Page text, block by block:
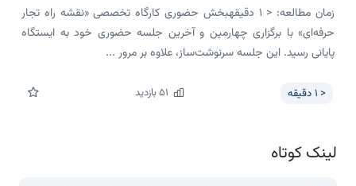
زمان مطالعه: < 1 دقیقهبخش حضوری کارگاه تخصصی «نقشه راه تجار
حرفه‌ای» با برگزاری چهارمین و آخرین جلسه حضوری خود به ایستگاه
پایانی رسید. این جلسه سرنوشت‌ساز، علاوه بر مرور ...
< 1 دقیقه 51بازدید
لینک کوتاه